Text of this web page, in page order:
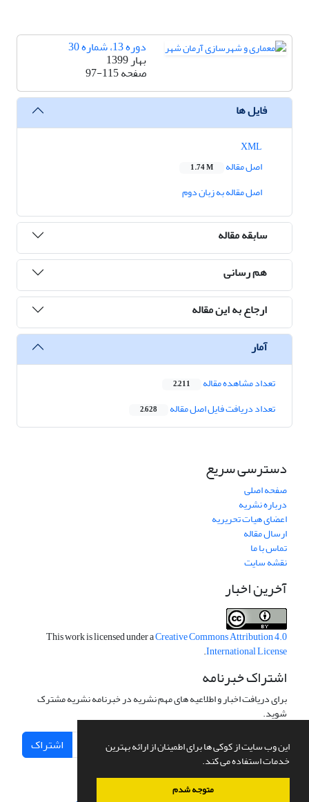
این وب سایت از کوکی ها برای اطمینان از ارائه بهترین
خدمات استفاده می کند.
متوجه شدم
دوره 13، شماره 30
بهار 1399
صفحه97-115
فایل ها
اصل مقاله
1.74 M
اصل مقاله به زبان دوم
سابقه مقاله
هم رسانی
ارجاع به این مقاله
آمار
تعداد مشاهده مقاله 2,211
تعداد دریافت فایل اصل مقاله 2,628
دسترسی سریع
صفحه اصلی
درباره نشریه
اعضای هیات تحریریه
ارسال مقاله
تماس با ما
نقشه سایت
آخرین اخبار
This work is licensed under aCreative Commons Attribution 4.0
International License
.
اشتراک خبرنامه
برای دریافت اخبار و اطلاعیه های مهم نشریه در خبرنامه نشریه مشترک
شوید.
اشتراک